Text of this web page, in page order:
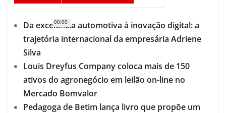
00:00
Da excelência automotiva à inovação digital: a
trajetória internacional da empresária Adriene
Silva
Louis Dreyfus Company coloca mais de 150
ativos do agronegócio em leilão on-line no
Mercado Bomvalor
Pedagoga de Betim lança livro que propõe um